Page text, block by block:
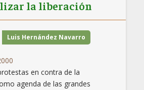
la liberación
Luis Hernández Navarro
en contra de la
agenda de las grandes